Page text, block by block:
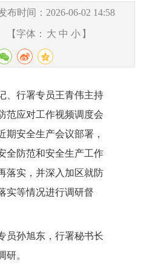
布时间：2026-06-02 14:58
【字体： 大 中 小 】
、行署专员王青伟主持
范应对工作视频调度会
期安全生产会议部署，
全防范和安全生产工作
落实，并深入加区就防
实等情况进行调研督
员孙旭东，行署秘书长
研。